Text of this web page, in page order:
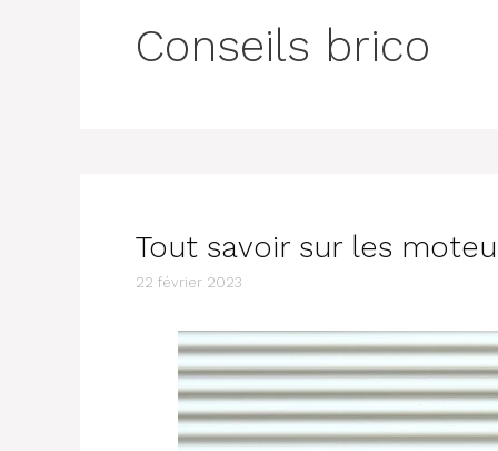
Conseils brico
Tout savoir sur les
22 février 2023